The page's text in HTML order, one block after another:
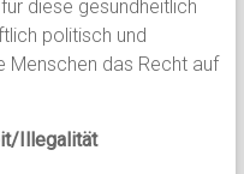
diese gesundheitlich
politisch und
Menschen das Recht auf
Illegalität